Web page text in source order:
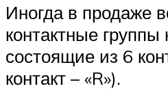
Иногда в продаже
контактные
состоящие из 6
контакт – «R»).